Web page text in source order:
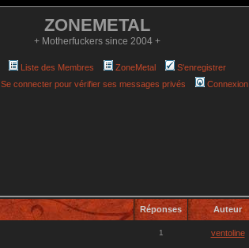
ZONEMETAL
+ Motherfuckers since 2004 +
Liste des Membres ZoneMetal
S'enregistrer
Se connecter pour vérifier ses messages privés Connexion
Réponses Auteur
1 ventoline